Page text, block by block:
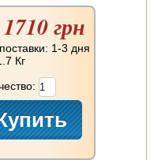
1710 грн
1-3 дня
Кг